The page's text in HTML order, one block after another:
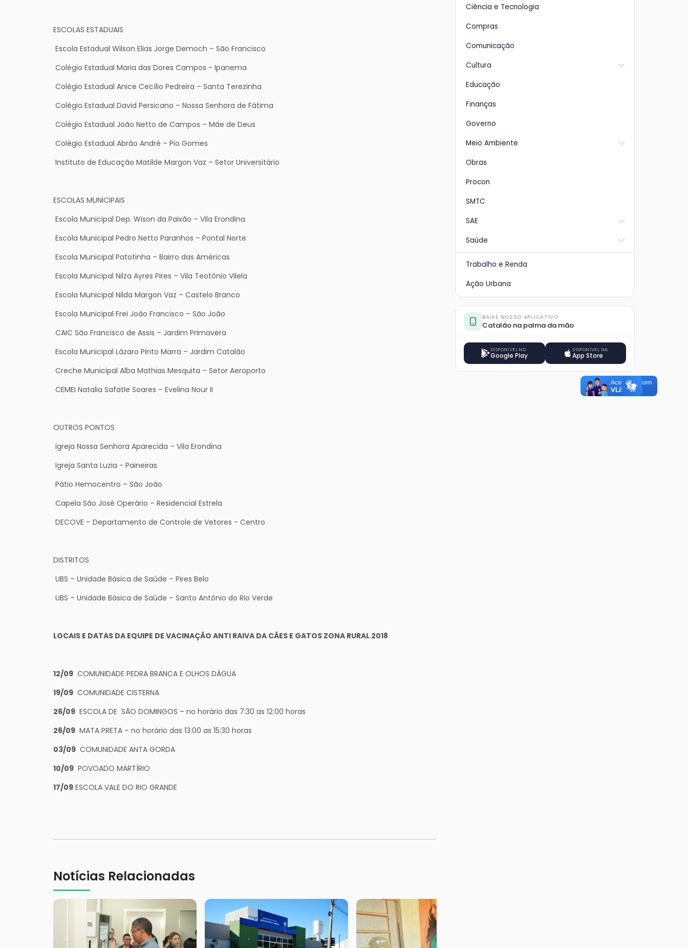
ESCOLAS ESTADUAIS
Escola Estadual Wilson Elias Jorge Democh – São Francisco
Colégio Estadual Maria das Dores Campos - Ipanema
Colégio Estadual Anice Cecílio Pedreira – Santa Terezinha
Colégio Estadual David Persicano – Nossa Senhora de Fátima
Colégio Estadual João Netto de Campos – Mãe de Deus
Colégio Estadual Abrão André – Pio Gomes
Instituto de Educação Matilde Margon Vaz – Setor Universitário
ESCOLAS MUNICIPAIS
Escola Municipal Dep. Wison da Paixão – Vila Erondina
Escola Municipal Pedro Netto Paranhos – Pontal Norte
Escola Municipal Patotinha – Bairro das Américas
Escola Municipal Nilza Ayres Pires – Vila Teotônio Vilela
Escola Municipal Nilda Margon Vaz – Castelo Branco
Escola Municipal Frei João Francisco – São João
CAIC São Francisco de Assis – Jardim Primavera
Escola Municipal Lázaro Pinto Marra – Jardim Catalão
Creche Municipal Alba Mathias Mesquita – Setor Aeroporto
CEMEI Natalia Safatle Soares – Evelina Nour II
OUTROS PONTOS
Igreja Nossa Senhora Aparecida – Vila Erondina
Igreja Santa Luzia - Paineiras
Pátio Hemocentro – São João
Capela São José Operário – Residencial Estrela
DECOVE – Departamento de Controle de Vetores - Centro
DISTRITOS
UBS – Unidade Básica de Saúde – Pires Belo
UBS – Unidade Básica de Saúde – Santo Antônio do Rio Verde
LOCAIS E DATAS DA EQUIPE DE VACINAÇÃO ANTI RAIVA DA CÃES E GATOS ZONA RURAL 2018
12/09 COMUNIDADE PEDRA BRANCA E OLHOS DÁGUA
19/09 COMUNIDADE CISTERNA
26/09 ESCOLA DE SÃO DOMINGOS – no horário das 7:30 as 12:00 horas
26/09 MATA PRETA – no horário das 13:00 as 15:30 horas
03/09 COMUNIDADE ANTA GORDA
10/09 POVOADO MARTÍRIO
17/09 ESCOLA VALE DO RIO GRANDE
Notícias Relacionadas
Ciência e Tecnologia
Compras
Comunicação
Cultura
Educação
Finanças
Governo
Meio Ambiente
Obras
Procon
SMTC
SAE
Saúde
Trabalho e Renda
Ação Urbana
BAIXE NOSSO APLICATIVO
Catalão na palma da mão
DISPONÍVEL NO
Google Play
DISPONÍVEL NA
App Store